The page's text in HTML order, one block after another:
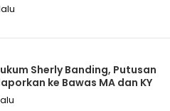
Sherly Banding, Putusan
ke Bawas MA dan KY